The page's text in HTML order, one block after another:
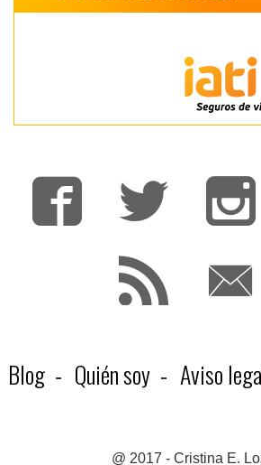
Blog Quién soy Aviso
@ 2017 - Cristina E.